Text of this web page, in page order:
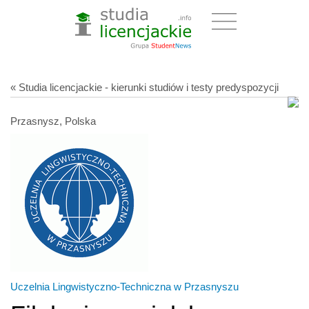
« Studia licencjackie - kierunki studiów i testy predyspozycji
Przasnysz, Polska
Uczelnia Lingwistyczno-Techniczna w Przasnyszu